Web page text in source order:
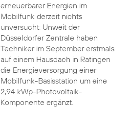
erneuerbarer Energien im
Mobilfunk derzeit nichts
unversucht: Unweit der
Düsseldorfer Zentrale haben
Techniker im September erstmals
auf einem Hausdach in Ratingen
die Energieversorgung einer
Mobilfunk-Basisstation um eine
2,94 kWp-Photovoltaik-
Komponente ergänzt.